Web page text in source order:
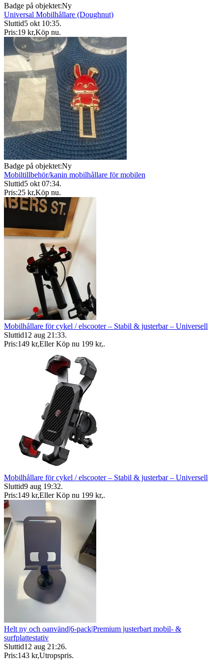
Badge på objektet:Ny
Universal Mobilhållare (Doughnut)
Sluttid5 okt 10:35.
Pris:19 kr,Köp nu.
Badge på objektet:Ny
Mobiltillbehör/kanin mobilhållare för mobilen
Sluttid5 okt 07:34.
Pris:25 kr,Köp nu.
Mobilhållare för cykel / elscooter – Stabil & justerbar – Universell
Sluttid12 aug 21:33.
Pris:149 kr,Eller Köp nu 199 kr,.
Mobilhållare för cykel / elscooter – Stabil & justerbar – Universell
Sluttid9 aug 19:32.
Pris:149 kr,Eller Köp nu 199 kr,.
Helt ny och oanvänd|6-pack|Premium justerbart mobil- &
surfplattestativ
Sluttid12 aug 21:26.
Pris:143 kr,Utropspris.